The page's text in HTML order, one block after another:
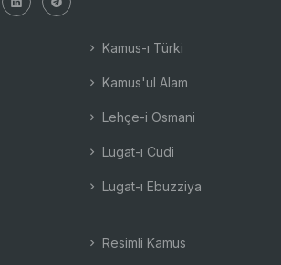
Kamus-ı Türki
Kamus'ul Alam
Lehçe-i Osmani
Lugat-ı Cudi
Lugat-ı Ebuzziya
Resimli Kamus